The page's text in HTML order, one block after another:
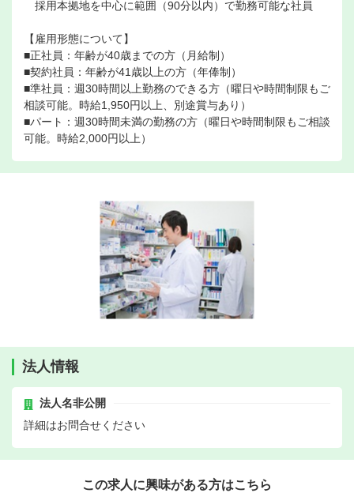
採用本拠地を中心に範囲（90分以内）で勤務可能な社員
【雇用形態について】
■正社員：年齢が40歳までの方（月給制）
■契約社員：年齢が41歳以上の方（年俸制）
■準社員：週30時間以上勤務のできる方（曜日や時間制限もご
相談可能。時給1,950円以上、別途賞与あり）
■パート：週30時間未満の勤務の方（曜日や時間制限もご相談
可能。時給2,000円以上）
法人情報
法人名非公開
詳細はお問合せください
この求人に興味がある方はこちら